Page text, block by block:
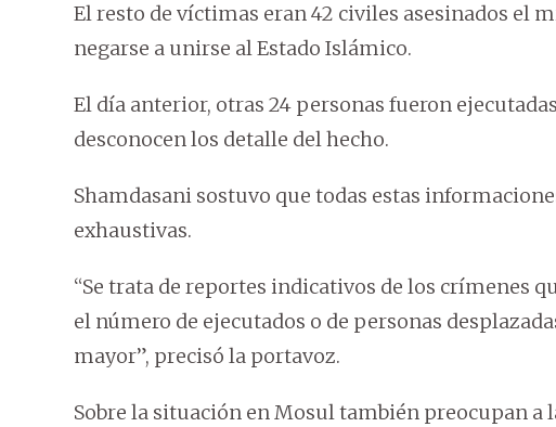
El resto de víctimas eran 42 civiles asesinados el
negarse a unirse al Estado Islámico.
El día anterior, otras 24 personas fueron
desconocen los detalle del hecho.
Shamdasani sostuvo que todas estas
exhaustivas.
“Se trata de reportes indicativos de los crímenes
el número de ejecutados o de personas
mayor”, precisó la portavoz.
Sobre la situación en Mosul también preocupan a